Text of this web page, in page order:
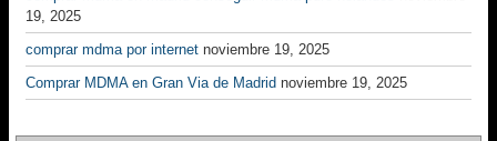
19, 2025
comprar mdma por internet noviembre 19, 2025
Comprar MDMA en Gran Via de Madrid noviembre 19, 2025